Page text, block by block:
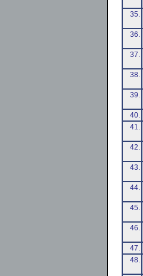
35.
36.
37.
38.
39.
40.
41.
42.
43.
44.
45.
46.
47.
48.